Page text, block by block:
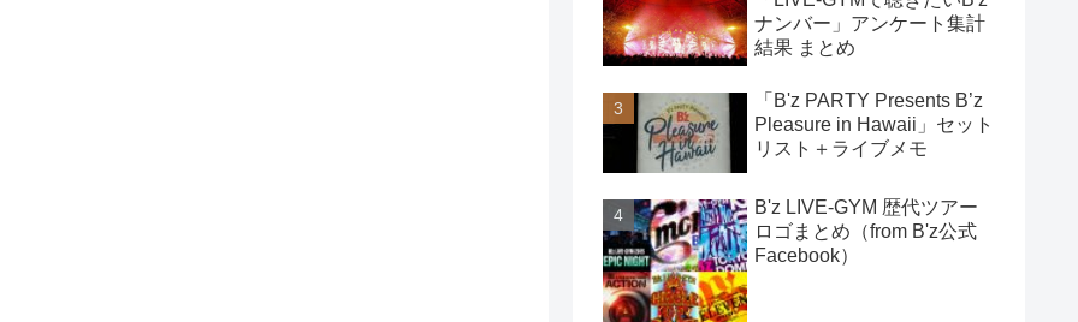
ナンバー」アンケート集計
結果 まとめ
「B'z PARTY Presents B’z
Pleasure in Hawaii」セット
リスト＋ライブメモ
B'z LIVE-GYM 歴代ツアー
ロゴまとめ（from B'z公式
Facebook）